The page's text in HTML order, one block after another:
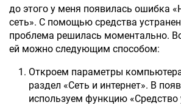
до этого у меня появилась ошибка
сеть». С помощью средства
проблема решилась моментально.
ей можно следующим способом:
Откроем параметры
раздел «Сеть и интернет». В
используем функцию «Средство